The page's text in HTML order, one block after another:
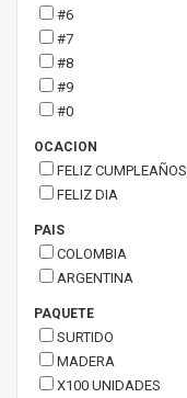
#6
#7
#8
#9
#0
OCACION
FELIZ CUMPLEAÑOS
FELIZ DIA
PAIS
COLOMBIA
ARGENTINA
PAQUETE
SURTIDO
MADERA
X100 UNIDADES